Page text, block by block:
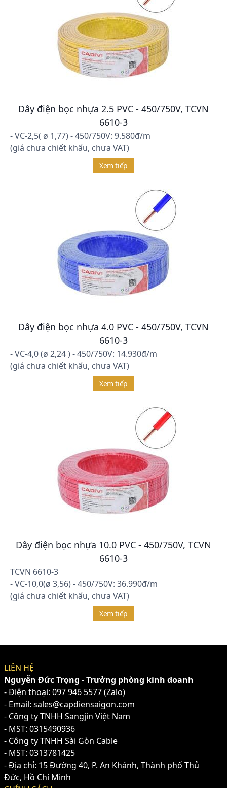
Dây điện bọc nhựa 2.5 PVC - 450/750V, TCVN
6610-3
- VC-2,5( ø 1,77) - 450/750V: 9.580đ/m
(giá chưa chiết khấu, chưa VAT)
Xem tiếp
Dây điện bọc nhựa 4.0 PVC - 450/750V, TCVN
6610-3
- VC-4,0 (ø 2,24 ) - 450/750V: 14.930đ/m
(giá chưa chiết khấu, chưa VAT)
Xem tiếp
Dây điện bọc nhựa 10.0 PVC - 450/750V, TCVN
6610-3
TCVN 6610-3
- VC-10,0(ø 3,56) - 450/750V: 36.990đ/m
(giá chưa chiết khấu, chưa VAT)
Xem tiếp
LIÊN HỆ
Nguyễn Đức Trọng - Trưởng phòng kinh doanh
- Điện thoại: 097 946 5577(Zalo)
- Email: sales@capdiensaigon.com
- Công ty TNHH Sangjin Việt Nam
- MST: 0315490936
- Công ty TNHH Sài Gòn Cable
- MST: 0313781425
- Địa chỉ: 15 Đường 40, P. An Khánh, Thành phố Thủ
Đức, Hồ Chí Minh